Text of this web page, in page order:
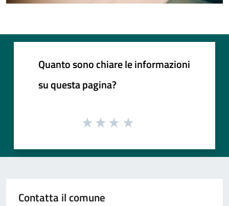
Quanto sono chiare le informazioni
su questa pagina?
Contatta il comune